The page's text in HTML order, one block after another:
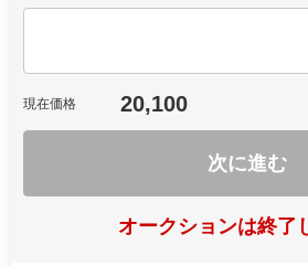
現在価格 20,100
次に進む
オークションは終了